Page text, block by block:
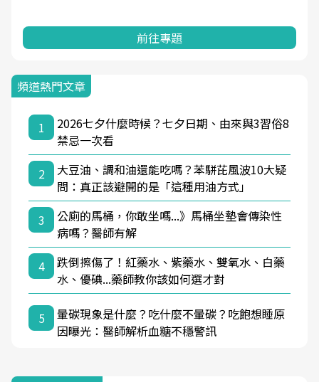
前往專題
頻道熱門文章
1
2026七夕什麼時候？七夕日期、由來與3習俗8
禁忌一次看
2
大豆油、調和油還能吃嗎？苯駢芘風波10大疑
問：真正該避開的是「這種用油方式」
3
公廁的馬桶，你敢坐嗎...》馬桶坐墊會傳染性
病嗎？醫師有解
4
跌倒擦傷了！紅藥水、紫藥水、雙氧水、白藥
水、優碘...藥師教你該如何選才對
5
暈碳現象是什麼？吃什麼不暈碳？吃飽想睡原
因曝光：醫師解析血糖不穩警訊